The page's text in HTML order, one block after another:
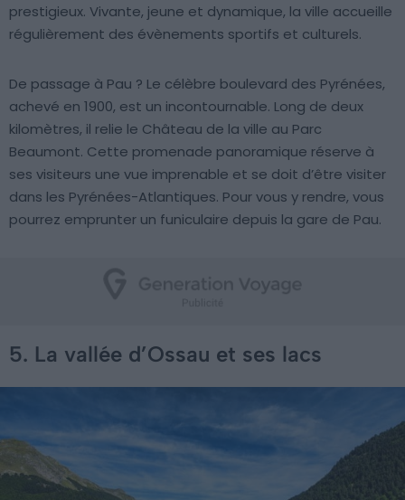
prestigieux. Vivante, jeune et dynamique, la ville accueille
régulièrement des évènements sportifs et culturels.
De passage à Pau ? Le célèbre boulevard des Pyrénées,
achevé en 1900, est un incontournable. Long de deux
kilomètres, il relie le Château de la ville au Parc
Beaumont. Cette promenade panoramique réserve à
ses visiteurs une vue imprenable et se doit d’être visiter
dans les Pyrénées-Atlantiques. Pour vous y rendre, vous
pourrez emprunter un funiculaire depuis la gare de Pau.
5. La vallée d’Ossau et ses lacs